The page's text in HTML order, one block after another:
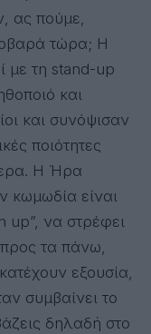
ας πούμε,
τώρα; Η
με τη stand-up
και
και συνόψισαν
ποιότητες
Η Ήρα
κωμωδία είναι
up”, να στρέφει
τα πάνω,
εξουσία,
συμβαίνει το
δηλαδή στο